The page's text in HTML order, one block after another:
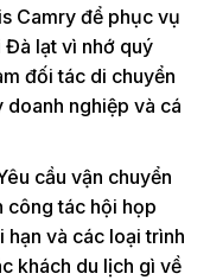
Camry để phục vụ
Đà lạt vì nhớ quý
đối tác di chuyển
nghiệp và cá
cầu vận chuyển
công tác hội họp
hạn và các loại trình
khách du lịch gì về